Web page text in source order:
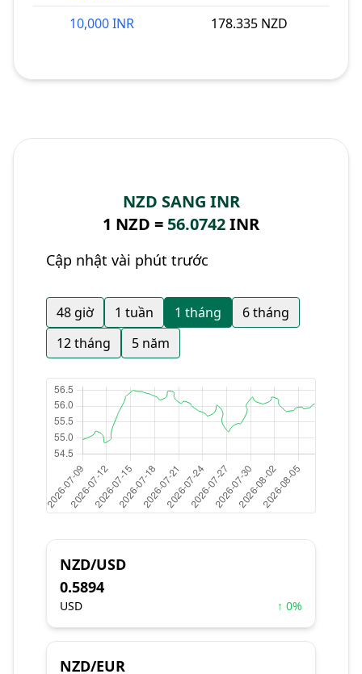
10,000 INR
178.335 NZD
NZD SANG INR
1 NZD = 56.0742INR
Cập nhật vài phút trước
48 giờ 1 tuần 1 tháng
6 tháng
12 tháng
5 năm
NZD/USD
0.5894
USD ↑ 0%
NZD/EUR